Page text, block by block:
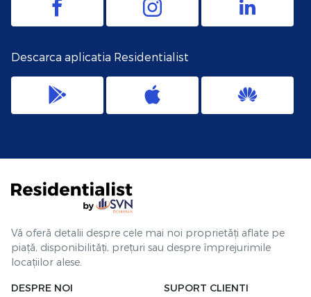
Descarca aplicatia Residentialist
Vă oferă detalii despre cele mai noi proprietăți aflate pe
piață, disponibilități, prețuri sau despre împrejurimile
locațiilor alese.
DESPRE NOI SUPORT CLIENTI